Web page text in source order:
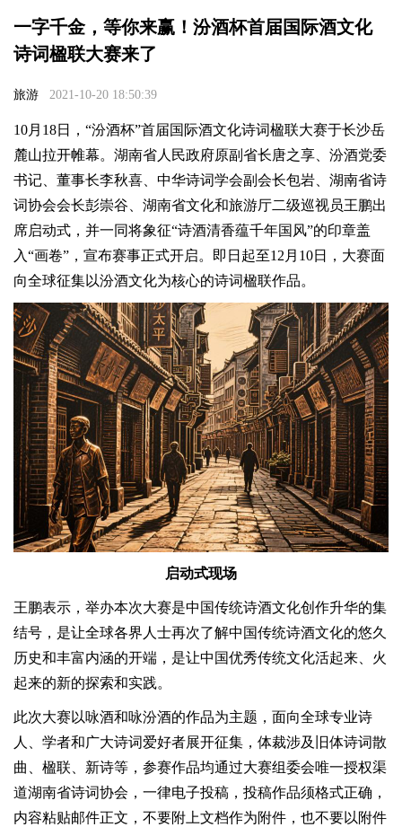
一字千金，等你来赢！汾酒杯首届国际酒文化
诗词楹联大赛来了
旅游 2021-10-20 18:50:39
10月18日，“汾酒杯”首届国际酒文化诗词楹联大赛于长沙岳
麓山拉开帷幕。湖南省人民政府原副省长唐之享、汾酒党委
书记、董事长李秋喜、中华诗词学会副会长包岩、湖南省诗
词协会会长彭崇谷、湖南省文化和旅游厅二级巡视员王鹏出
席启动式，并一同将象征“诗酒清香蕴千年国风”的印章盖
入“画卷”，宣布赛事正式开启。即日起至12月10日，大赛面
向全球征集以汾酒文化为核心的诗词楹联作品。
启动式现场
王鹏表示，举办本次大赛是中国传统诗酒文化创作升华的集
结号，是让全球各界人士再次了解中国传统诗酒文化的悠久
历史和丰富内涵的开端，是让中国优秀传统文化活起来、火
起来的新的探索和实践。
此次大赛以咏酒和咏汾酒的作品为主题，面向全球专业诗
人、学者和广大诗词爱好者展开征集，体裁涉及旧体诗词散
曲、楹联、新诗等，参赛作品均通过大赛组委会唯一授权渠
道湖南省诗词协会，一律电子投稿，投稿作品须格式正确，
内容粘贴邮件正文，不要附上文档作为附件，也不要以附件